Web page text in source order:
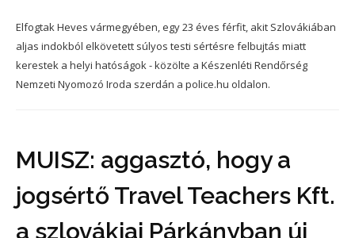
Elfogtak Heves vármegyében, egy 23 éves férfit, akit Szlovákiában
aljas indokból elkövetett súlyos testi sértésre felbujtás miatt
kerestek a helyi hatóságok - közölte a Készenléti Rendőrség
Nemzeti Nyomozó Iroda szerdán a police.hu oldalon.
MUISZ: aggasztó, hogy a
jogsértő Travel Teachers Kft.
a szlovákiai Párkányban új